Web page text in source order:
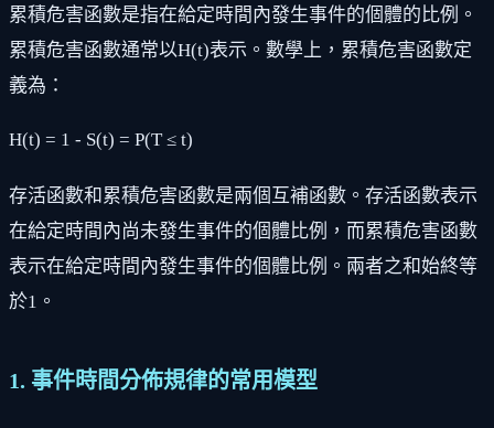
累積危害函數是指在給定時間內發生事件的個體的比例。
累積危害函數通常以H(t)表示。數學上，累積危害函數定
義為：
H(t) = 1 - S(t) = P(T ≤ t)
存活函數和累積危害函數是兩個互補函數。存活函數表示
在給定時間內尚未發生事件的個體比例，而累積危害函數
表示在給定時間內發生事件的個體比例。兩者之和始終等
於1。
1. 事件時間分佈規律的常用模型